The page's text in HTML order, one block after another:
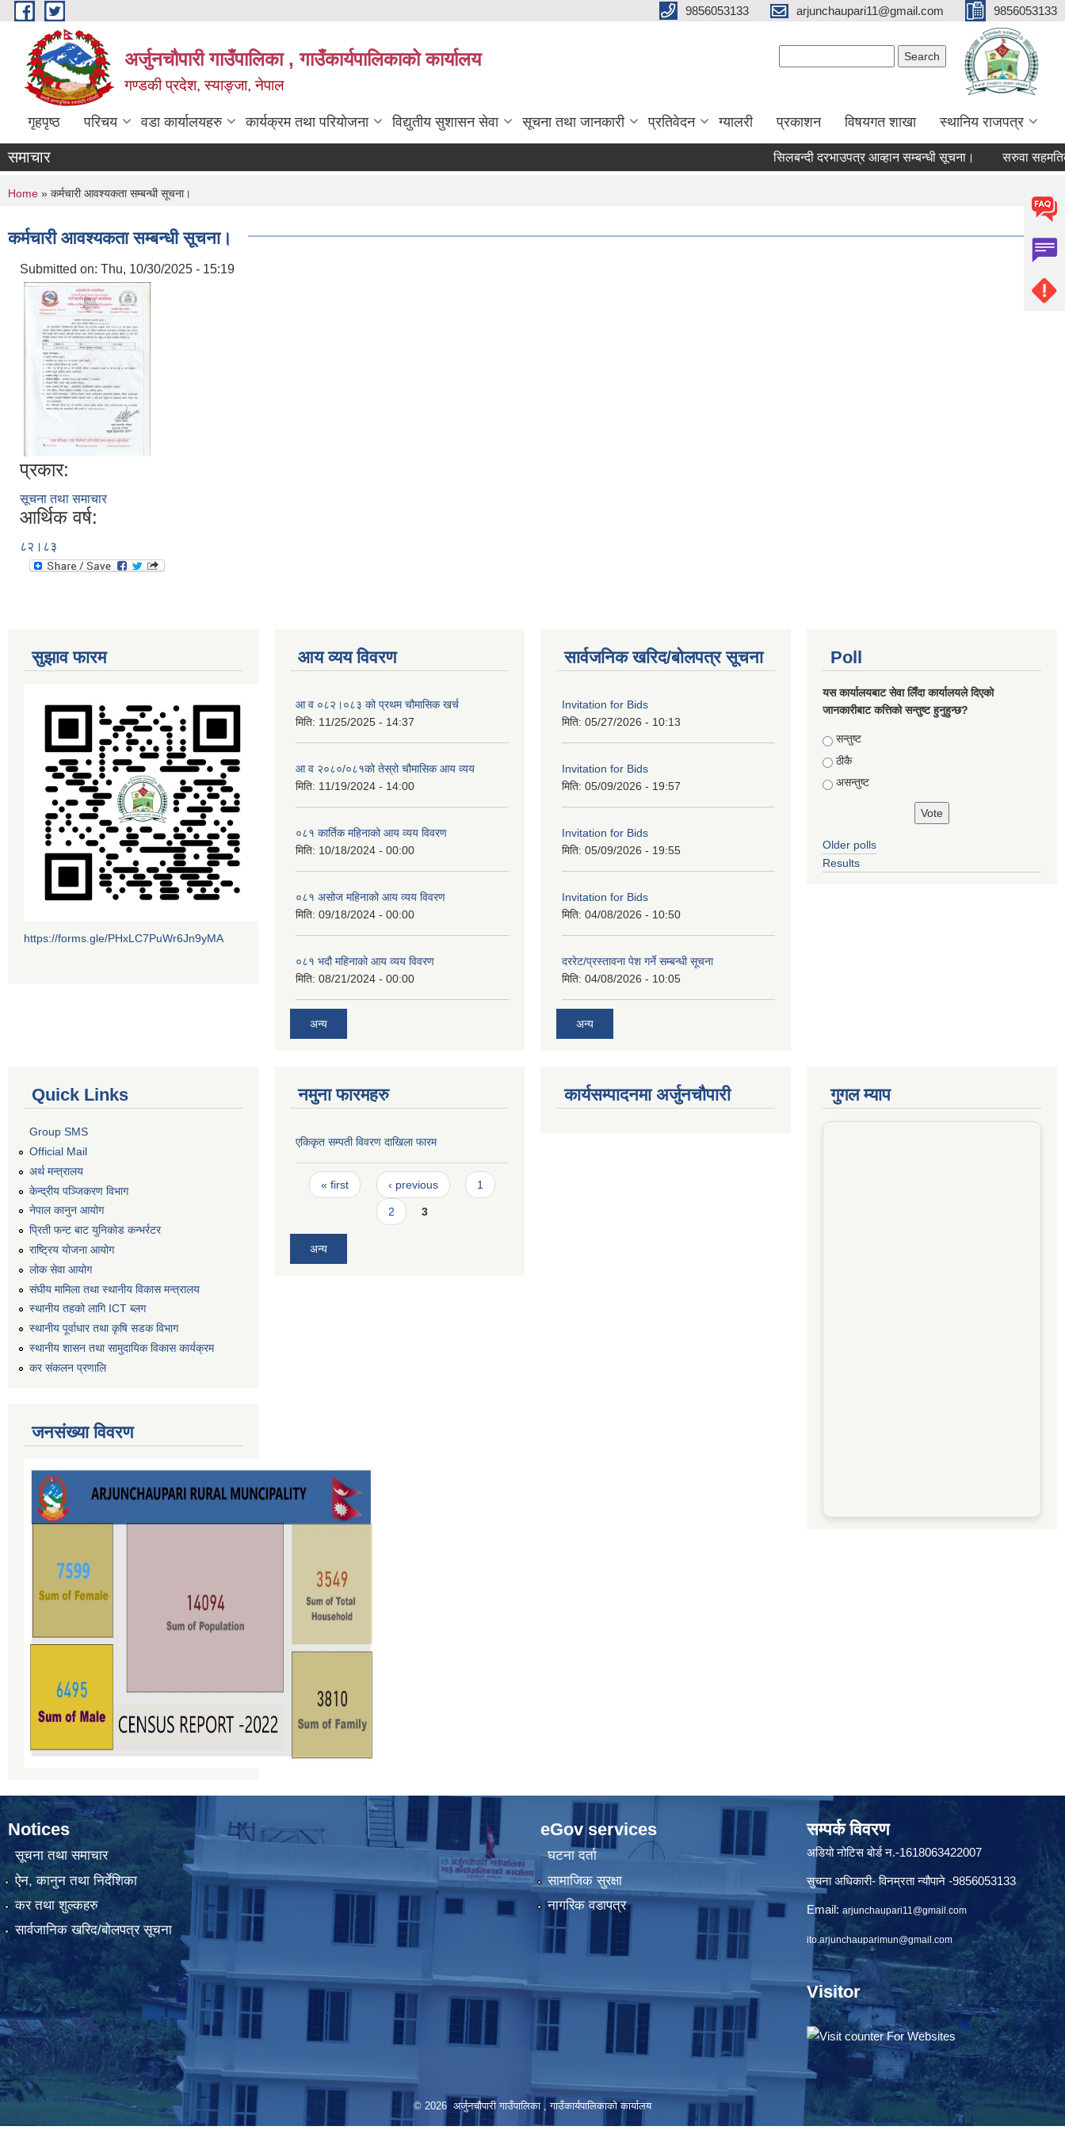
Skip to main content 9856053133 arjunchaupari11@gmail.com 9856053133
अर्जुनचौपारी गाउँपालिका , गाउँकार्यपालिकाको कार्यालय
गण्डकी प्रदेश, स्याङ्जा, नेपाल
गृहपृष्ठ परिचय वडा कार्यालयहरु कार्यक्रम तथा परियोजना विद्युतीय सुशासन सेवा सूचना तथा जानकारी प्रतिवेदन ग्यालरी प्रकाशन विषयगत शाखा स्थानिय राजपत्र
समाचार सिलबन्दी दरभाउपत्र आव्हान सम्बन्धी सूचना। सरुवा सहमतिका
You are here
Home » कर्मचारी आवश्यकता सम्बन्धी सूचना।
कर्मचारी आवश्यकता सम्बन्धी सूचना।
Submitted on: Thu, 10/30/2025 - 15:19
प्रकार:
सूचना तथा समाचार
आर्थिक वर्ष:
८२।८३
सुझाव फारम
https://forms.gle/PHxLC7PuWr6Jn9yMA
आय व्यय विवरण
आ व ०८२।०८३ को प्रथम चौमासिक खर्च
मिति: 11/25/2025 - 14:37
आ व २०८०/०८१को तेस्रो चौमासिक आय व्यय
मिति: 11/19/2024 - 14:00
०८१ कार्तिक महिनाको आय व्यय विवरण
मिति: 10/18/2024 - 00:00
०८१ असोज महिनाको आय व्यय विवरण
मिति: 09/18/2024 - 00:00
०८१ भदौ महिनाको आय व्यय विवरण
मिति: 08/21/2024 - 00:00
अन्य
सार्वजनिक खरिद/बोलपत्र सूचना
Invitation for Bids
मिति: 05/27/2026 - 10:13
Invitation for Bids
मिति: 05/09/2026 - 19:57
Invitation for Bids
मिति: 05/09/2026 - 19:55
Invitation for Bids
मिति: 04/08/2026 - 10:50
दररेट/प्रस्तावना पेश गर्ने सम्बन्धी सूचना
मिति: 04/08/2026 - 10:05
अन्य
Poll
यस कार्यालयबाट सेवा लिँदा कार्यालयले दिएको
जानकारीबाट कत्तिको सन्तुष्ट हुनुहुन्छ?
Choices
सन्तुष्ट
ठीकै
असन्तुष्ट
Older polls
Results
Quick Links
Group SMS
Official Mail
अर्थ मन्त्रालय
केन्द्रीय पञ्जिकरण विभाग
नेपाल कानुन आयोग
प्रिती फन्ट बाट युनिकोड कन्भर्रटर
राष्ट्रिय योजना आयोग
लोक सेवा आयोग
संघीय मामिला तथा स्थानीय विकास मन्त्रालय
स्थानीय तहको लागि ICT ब्लग
स्थानीय पूर्वाधार तथा कृषि सडक विभाग
स्थानीय शासन तथा सामुदायिक विकास कार्यक्रम
कर स‌ंकलन प्रणालि
जनसंख्या विवरण
नमुना फारमहरु
एकिकृत सम्पती विवरण दाखिला फारम
Pages
« first ‹ previous 1
2 3
अन्य
कार्यसम्पादनमा अर्जुनचौपारी गुगल म्याप
Notices
सूचना तथा समाचार
ऐन, कानुन तथा निर्देशिका
कर तथा शुल्कहरु
सार्वजानिक खरिद/बोलपत्र सूचना
eGov services
घटना दर्ता
सामाजिक सुरक्षा
नागरिक वडापत्र
सम्पर्क विवरण
अडियो नोटिस बोर्ड न.-1618063422007
सुचना अधिकारी- विनम्रता न्यौपाने -9856053133
Email: arjunchaupari11@gmail.com
ito.arjunchauparimun@gmail.com
Visitor
© 2026 अर्जुनचौपारी गाउँपालिका , गाउँकार्यपालिकाको कार्यालय